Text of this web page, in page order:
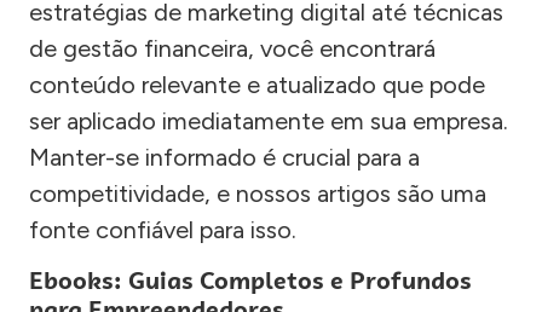
estratégias de marketing digital até técnicas
de gestão financeira, você encontrará
conteúdo relevante e atualizado que pode
ser aplicado imediatamente em sua empresa.
Manter-se informado é crucial para a
competitividade, e nossos artigos são uma
fonte confiável para isso.
Ebooks: Guias Completos e Profundos